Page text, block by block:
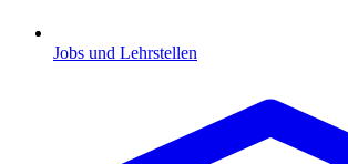
Jobs und Lehrstellen